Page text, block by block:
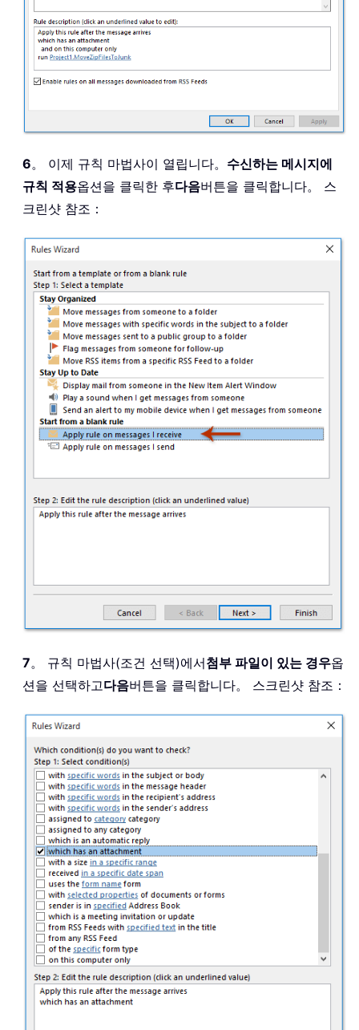
6。 이제 규칙 마법사이 열립니다。 수신하는 메시지에
규칙 적용옵션을 클릭한 후다음버튼을 클릭합니다。 스
크린샷 참조：
7。 규칙 마법사(조건 선택)에서첨부 파일이 있는 경우옵
션을 선택하고다음버튼을 클릭합니다。 스크린샷 참조：